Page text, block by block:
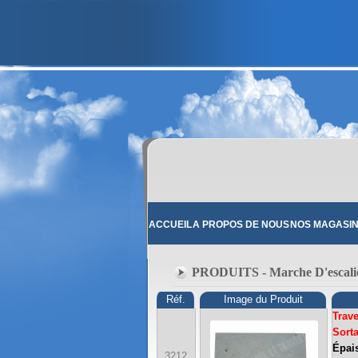
ACCUEILA PROPOS DE NOUS NOS
PRODUITS - Marche
Réf. Image du Produit